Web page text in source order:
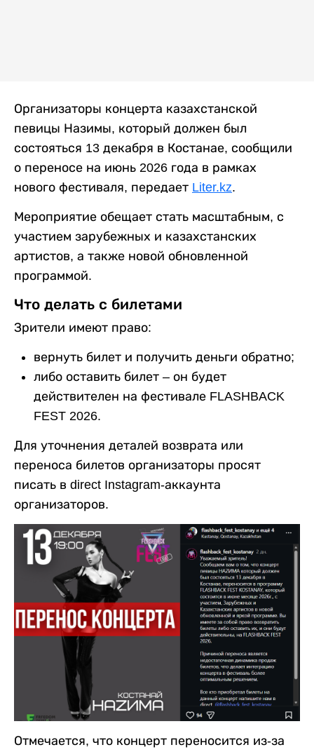
Организаторы концерта казахстанской
певицы Назимы, который должен был
состояться 13 декабря в Костанае, сообщили
о переносе на июнь 2026 года в рамках
нового фестиваля, передает Liter.kz.
Мероприятие обещает стать масштабным, с
участием зарубежных и казахстанских
артистов, а также новой обновленной
программой.
Что делать с билетами
Зрители имеют право:
вернуть билет и получить деньги обратно;
либо оставить билет – он будет
действителен на фестивале FLASHBACK
FEST 2026.
Для уточнения деталей возврата или
переноса билетов организаторы просят
писать в direct Instagram-аккаунта
организаторов.
Отмечается, что концерт переносится из-за